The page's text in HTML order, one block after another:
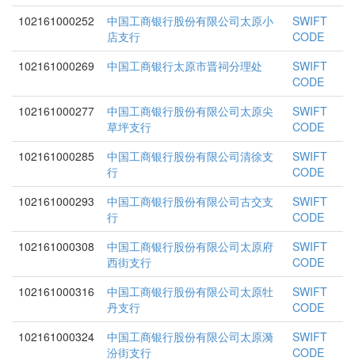
102161000252
中国工商银行股份有限公司太原小
店支行
SWIFT
CODE
102161000269
中国工商银行太原市晋祠分理处
SWIFT
CODE
102161000277
中国工商银行股份有限公司太原尖
草坪支行
SWIFT
CODE
102161000285
中国工商银行股份有限公司清徐支
行
SWIFT
CODE
102161000293
中国工商银行股份有限公司古交支
行
SWIFT
CODE
102161000308
中国工商银行股份有限公司太原府
西街支行
SWIFT
CODE
102161000316
中国工商银行股份有限公司太原牡
丹支行
SWIFT
CODE
102161000324
中国工商银行股份有限公司太原漪
汾街支行
SWIFT
CODE